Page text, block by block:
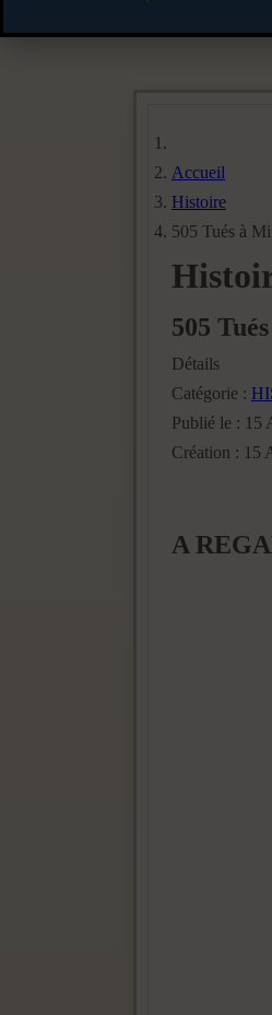
Accueil
Histoire
505 Tués à
505
Détails
Catégorie :
Publié le : 15
Création : 15
A